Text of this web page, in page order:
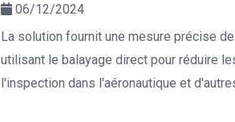
06/12/2024
La solution fournit une mesure précise
utilisant le balayage direct pour réduire
l'inspection dans l'aéronautique et